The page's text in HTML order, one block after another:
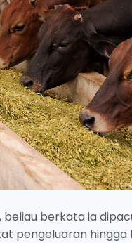
berkata ia
pengeluaran hingga